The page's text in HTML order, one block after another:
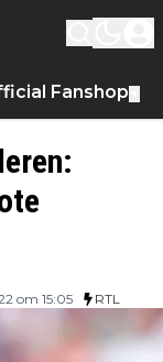
Fanshop
om 15:05 RTL